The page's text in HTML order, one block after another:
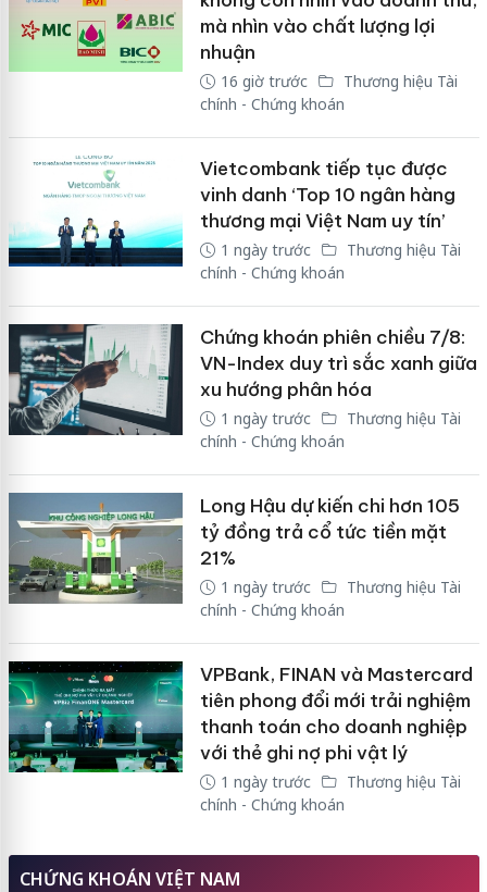
mà nhìn vào chất lượng lợi
nhuận
16 giờ trước
Thương hiệu Tài
chính - Chứng khoán
Vietcombank tiếp tục được
vinh danh ‘Top 10 ngân hàng
thương mại Việt Nam uy tín’
1 ngày trước
Thương hiệu Tài
chính - Chứng khoán
Chứng khoán phiên chiều 7/8:
VN-Index duy trì sắc xanh giữa
xu hướng phân hóa
1 ngày trước
Thương hiệu Tài
chính - Chứng khoán
Long Hậu dự kiến chi hơn 105
tỷ đồng trả cổ tức tiền mặt
21%
1 ngày trước
Thương hiệu Tài
chính - Chứng khoán
VPBank, FINAN và Mastercard
tiên phong đổi mới trải nghiệm
thanh toán cho doanh nghiệp
với thẻ ghi nợ phi vật lý
1 ngày trước
Thương hiệu Tài
chính - Chứng khoán
CHỨNG KHOÁN VIỆT NAM